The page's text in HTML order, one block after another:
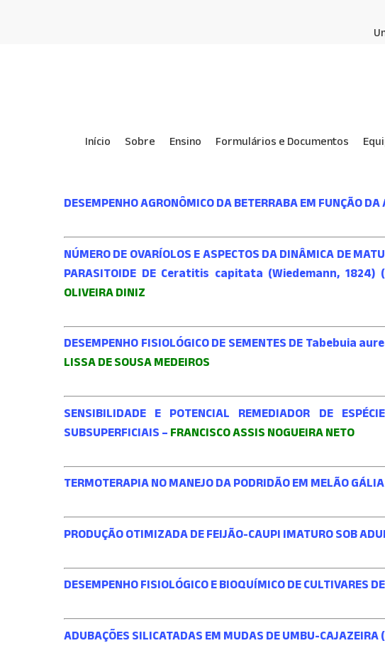
Início Sobre Ensino Formulários e Documentos
DESEMPENHO AGRONÔMICO DA BETERRABA EM FUNÇÃO DA
NÚMERO DE OVARÍOLOS E ASPECTOS DA DINÂMICA DE
PARASITOIDE DE Ceratitis capitata (Wiedemann, 1824)
OLIVEIRA DINIZ
DESEMPENHO FISIOLÓGICO DE SEMENTES DE Tabebuia
LISSA DE SOUSA MEDEIROS
SENSIBILIDADE E POTENCIAL REMEDIADOR DE
SUBSUPERFICIAIS – FRANCISCO ASSIS NOGUEIRA NETO
TERMOTERAPIA NO MANEJO DA PODRIDÃO EM MELÃO
PRODUÇÃO OTIMIZADA DE FEIJÃO-CAUPI IMATURO SOB
DESEMPENHO FISIOLÓGICO E BIOQUÍMICO DE CULTIVARES
ADUBAÇÕES SILICATADAS EM MUDAS DE UMBU-